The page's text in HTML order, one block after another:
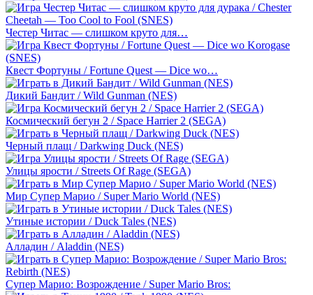
Честер Читас — слишком круто для…
Квест Фортуны / Fortune Quest — Dice wo…
Дикий Бандит / Wild Gunman (NES)
Космический бегун 2 / Space Harrier 2 (SEGA)
Черный плащ / Darkwing Duck (NES)
Улицы ярости / Streets Of Rage (SEGA)
Мир Супер Марио / Super Mario World (NES)
Утиные истории / Duck Tales (NES)
Алладин / Aladdin (NES)
Супер Марио: Возрождение / Super Mario Bros: